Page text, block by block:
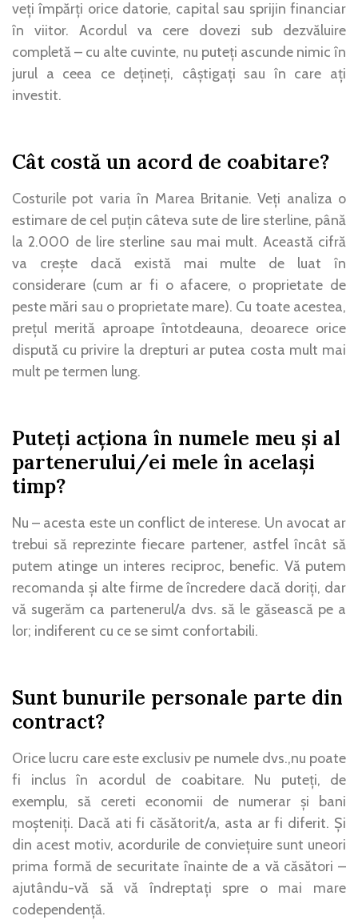
veți împărți orice datorie, capital sau sprijin financiar
în viitor. Acordul va cere dovezi sub dezvăluire
completă – cu alte cuvinte, nu puteți ascunde nimic în
jurul a ceea ce dețineți, câștigați sau în care ați
investit.
Cât costă un acord de coabitare?
Costurile pot varia în Marea Britanie. Veți analiza o
estimare de cel puțin câteva sute de lire sterline, până
la 2.000 de lire sterline sau mai mult. Această cifră
va crește dacă există mai multe de luat în
considerare (cum ar fi o afacere, o proprietate de
peste mări sau o proprietate mare). Cu toate acestea,
prețul merită aproape întotdeauna, deoarece orice
dispută cu privire la drepturi ar putea costa mult mai
mult pe termen lung.
Puteți acționa în numele meu și al
partenerului/ei mele în același
timp?
Nu – acesta este un conflict de interese. Un avocat ar
trebui să reprezinte fiecare partener, astfel încât să
putem atinge un interes reciproc, benefic. Vă putem
recomanda și alte firme de încredere dacă doriți, dar
vă sugerăm ca partenerul/a dvs. să le găsească pe a
lor; indiferent cu ce se simt confortabili.
Sunt bunurile personale parte din
contract?
Orice lucru care este exclusiv pe numele dvs.,nu poate
fi inclus în acordul de coabitare. Nu puteți, de
exemplu, să cereti economii de numerar și bani
moșteniți. Dacă ati fi căsătorit/a, asta ar fi diferit. Și
din acest motiv, acordurile de conviețuire sunt uneori
prima formă de securitate înainte de a vă căsători –
ajutându-vă să vă îndreptați spre o mai mare
codependență.